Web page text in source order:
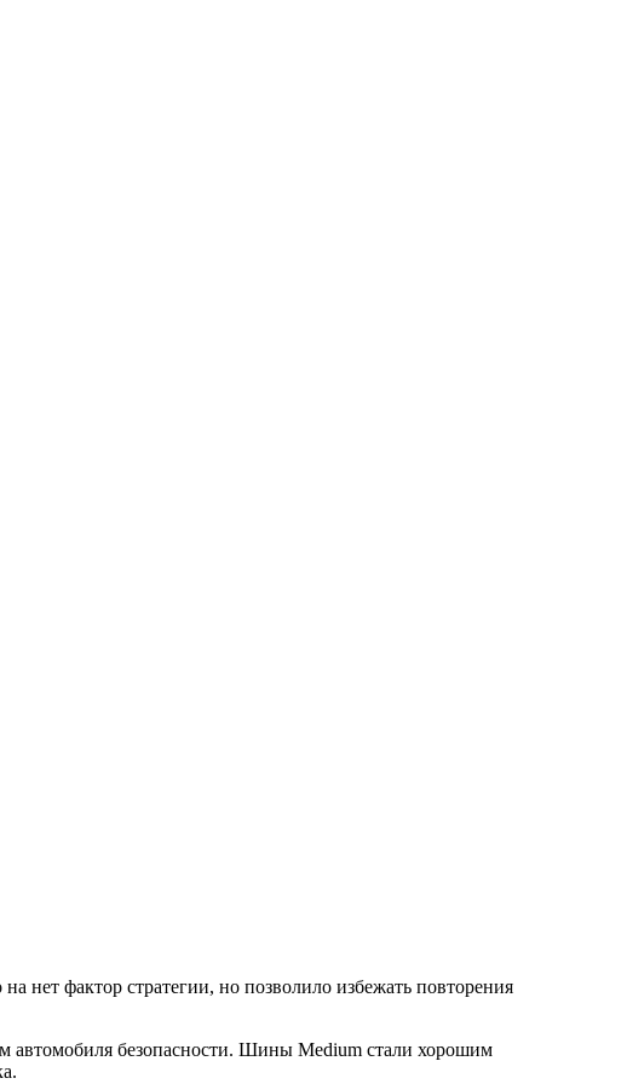
нет фактор стратегии, но позволило избежать повторения
автомобиля безопасности. Шины Medium стали хорошим